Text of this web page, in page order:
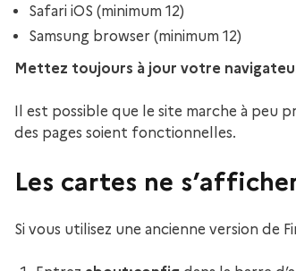
Safari iOS (minimum 12)
Samsung browser (minimum 12)
Mettez toujours à jour votre
Il est possible que le site marche à peu
des pages soient fonctionnelles.
Les cartes ne
Si vous utilisez une ancienne version de